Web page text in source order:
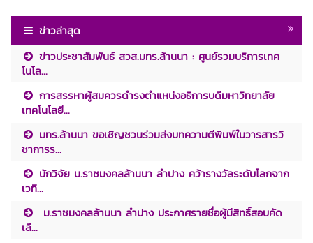
ข่าวล่าสุด
ข่าวประชาสัมพันธ์ สวส.มทร.ล้านนา : ศูนย์รวมบริการเทค
โนโล...
การสรรหาผู้สมควรดำรงตำแหน่งอธิการบดีมหาวิทยาลัย
เทคโนโลยี...
มทร.ล้านนา ขอเชิญชวนร่วมส่งบทความตีพิมพ์ในวารสารวิ
ชาการร...
นักวิจัย ม.ราชมงคลล้านนา ลำปาง คว้ารางวัลระดับโลกจาก
เวที...
ม.ราชมงคลล้านนา ลำปาง ประกาศรายชื่อผู้มีสิทธิ์สอบคัด
เลื...